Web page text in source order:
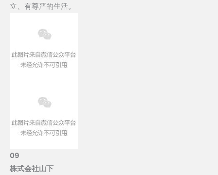
立、有尊严的生活。
09
株式会社山下